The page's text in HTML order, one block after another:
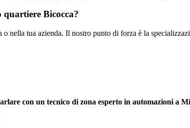
quartiere Bicocca?
nella tua azienda. Il nostro punto di forza è la
con un tecnico di zona esperto in automazioni a